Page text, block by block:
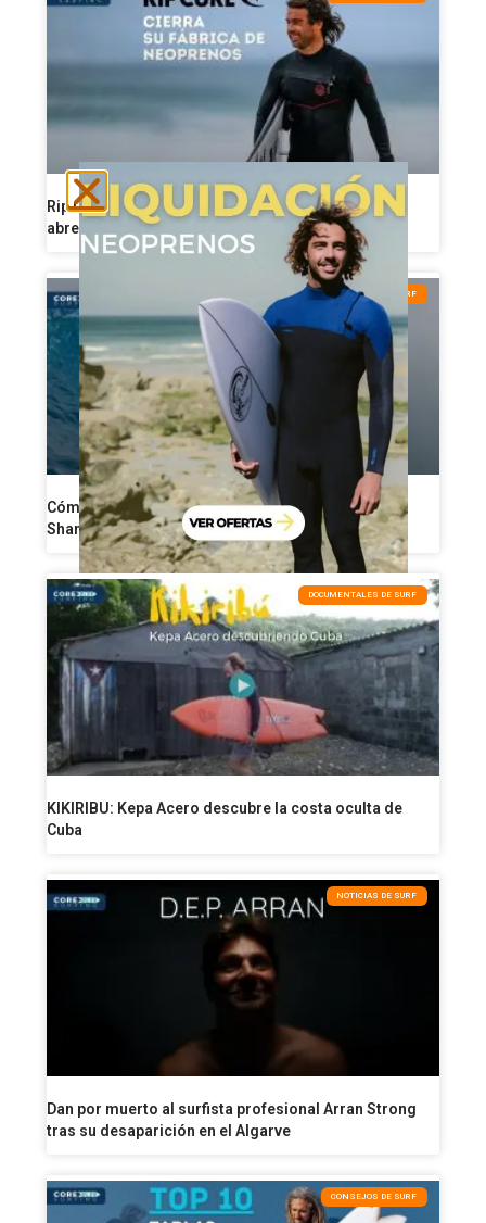
Rip Curl reorganiza su producción de neoprenos y
abre una nueva etapa industrial
CONSEJOS DE SURF
Cómo perder grasa a partir de los 40: 8 reglas de
Shane Dorian para ponerse en forma
DOCUMENTALES DE SURF
KIKIRIBU: Kepa Acero descubre la costa oculta de
Cuba
NOTICIAS DE SURF
Dan por muerto al surfista profesional Arran Strong
tras su desaparición en el Algarve
CONSEJOS DE SURF